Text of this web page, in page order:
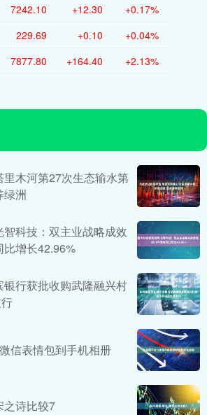
7242.10 +12.30 +0.17%
229.69 +0.10 +0.04%
7877.80 +164.40 +2.13%
木河第27次生态输水第
绿洲
科技：双主业战略成效
比增长42.96%
行获批收购武隆融兴村
信表情包到手机相册
诗比较7